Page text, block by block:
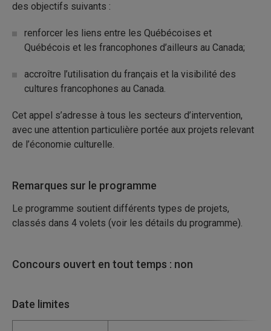
des objectifs suivants :
renforcer les liens entre les Québécoises et
Québécois et les francophones d’ailleurs au Canada;
accroître l’utilisation du français et la visibilité des
cultures francophones au Canada.
Cet appel s’adresse à tous les secteurs d’intervention,
avec une attention particulière portée aux projets relevant
de l’économie culturelle.
Remarques sur le programme
Le programme soutient différents types de projets,
classés dans 4 volets (voir les détails du programme).
Concours ouvert en tout temps : non
Date limites